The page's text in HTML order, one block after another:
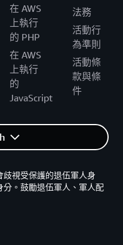
在 AWS
上執行
的 PHP
在 AWS
上執行
的
JavaScript
法務
活動行
為準則
活動條
款與條
件
視受保護的退伍軍人身
。鼓勵退伍軍人、軍人配